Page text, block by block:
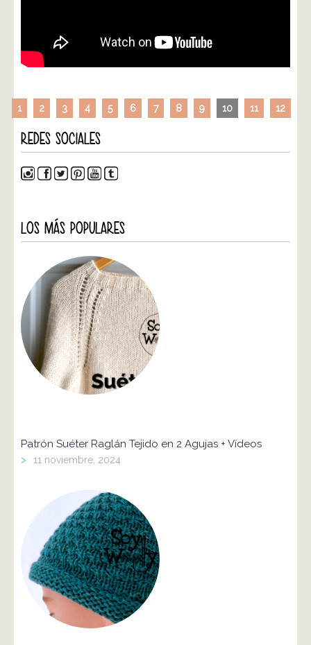
1 2 3 4 5 6 7 8 9 10 11 12
REDES SOCIALES
LOS MÁS POPULARES
Patrón Suéter Raglán Tejido en 2 Agujas + Vídeos
> 11 noviembre, 2024